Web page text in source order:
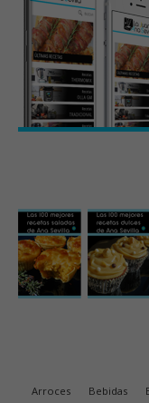
Arroces Bebidas